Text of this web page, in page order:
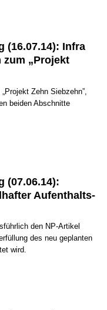
(16.07.14): Infra
„Projekt
Zehn Siebzehn”,
beiden Abschnitte
(07.06.14):
Aufenthalts­
den NP-Artikel
des neu geplanten
wird.